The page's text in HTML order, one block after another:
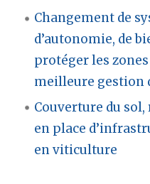
Changement de
d’autonomie, de
protéger les
meilleure gestion
Couverture du
en place
en viticulture